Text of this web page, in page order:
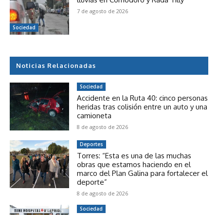
Sociedad
7 de agosto de 2026
Noticias Relacionadas
Sociedad
Accidente en la Ruta 40: cinco personas
heridas tras colisión entre un auto y una
camioneta
8 de agosto de 2026
Deportes
Torres: “Esta es una de las muchas
obras que estamos haciendo en el
marco del Plan Galina para fortalecer el
deporte”
8 de agosto de 2026
Sociedad